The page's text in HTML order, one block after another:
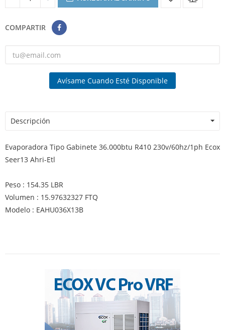
COMPARTIR
Avísame Cuando Esté Disponible
Descripción
Evaporadora Tipo Gabinete 36.000btu R410 230v/60hz/1ph Ecox
Seer13 Ahri-Etl
Peso : 154.35 LBR
Volumen : 15.97632327 FTQ
Modelo : EAHU036X13B